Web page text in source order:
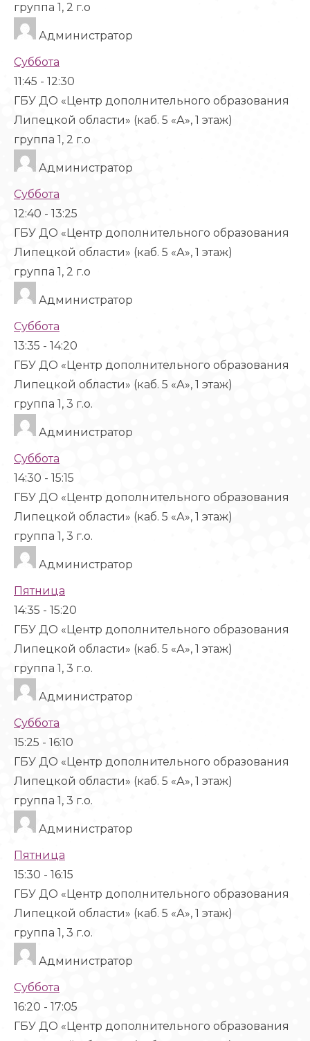
группа 1, 2 г.о
Администратор
Суббота
11:45 - 12:30
ГБУ ДО «Центр дополнительного образования
Липецкой области» (каб. 5 «А», 1 этаж)
группа 1, 2 г.о
Администратор
Суббота
12:40 - 13:25
ГБУ ДО «Центр дополнительного образования
Липецкой области» (каб. 5 «А», 1 этаж)
группа 1, 2 г.о
Администратор
Суббота
13:35 - 14:20
ГБУ ДО «Центр дополнительного образования
Липецкой области» (каб. 5 «А», 1 этаж)
группа 1, 3 г.о.
Администратор
Суббота
14:30 - 15:15
ГБУ ДО «Центр дополнительного образования
Липецкой области» (каб. 5 «А», 1 этаж)
группа 1, 3 г.о.
Администратор
Пятница
14:35 - 15:20
ГБУ ДО «Центр дополнительного образования
Липецкой области» (каб. 5 «А», 1 этаж)
группа 1, 3 г.о.
Администратор
Суббота
15:25 - 16:10
ГБУ ДО «Центр дополнительного образования
Липецкой области» (каб. 5 «А», 1 этаж)
группа 1, 3 г.о.
Администратор
Пятница
15:30 - 16:15
ГБУ ДО «Центр дополнительного образования
Липецкой области» (каб. 5 «А», 1 этаж)
группа 1, 3 г.о.
Администратор
Суббота
16:20 - 17:05
ГБУ ДО «Центр дополнительного образования